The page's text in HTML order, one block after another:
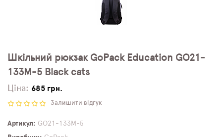
Шкільний рюкзак GoPack Education GO21-
133M-5 Black cats
Ціна: 685 грн.
Залишити відгук
Артикул
GO21-133M-5